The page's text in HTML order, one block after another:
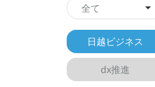
全て
日越ビジネス
dx推進